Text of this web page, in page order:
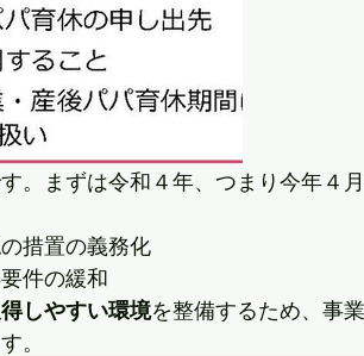
。まずは令和４年、つまり今年４
措置の義務化
件の緩和
しやすい環境を整備するため、事
。